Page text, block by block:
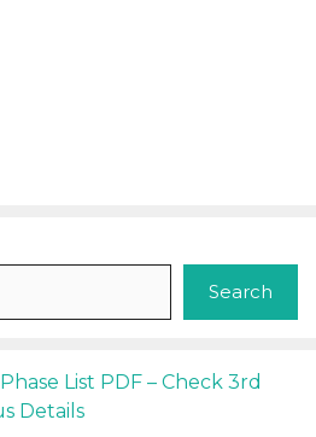
Search
List PDF – Check 3rd
Details